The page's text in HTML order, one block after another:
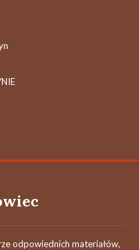
odpowiednich materiałów,